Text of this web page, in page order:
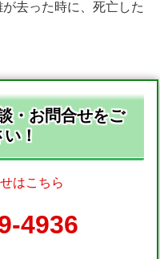
去った時に、死亡した
・お問合せをご
！
はこちら
4936